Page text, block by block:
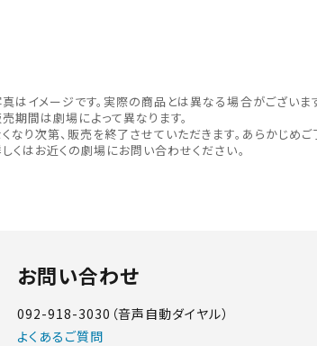
はイメージです。実際の商品とは異なる場合がございま
期間は劇場によって異なります。
なり次第、販売を終了させていただきます。あらかじめご
くはお近くの劇場にお問い合わせください。
お問い合わせ
092-918-3030（音声自動ダイヤル）
よくあるご質問